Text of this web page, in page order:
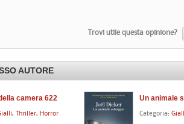
Trovi utile questa opinione?
AUTORE
camera 622
Thriller, Horror
Un animale
Categoria: